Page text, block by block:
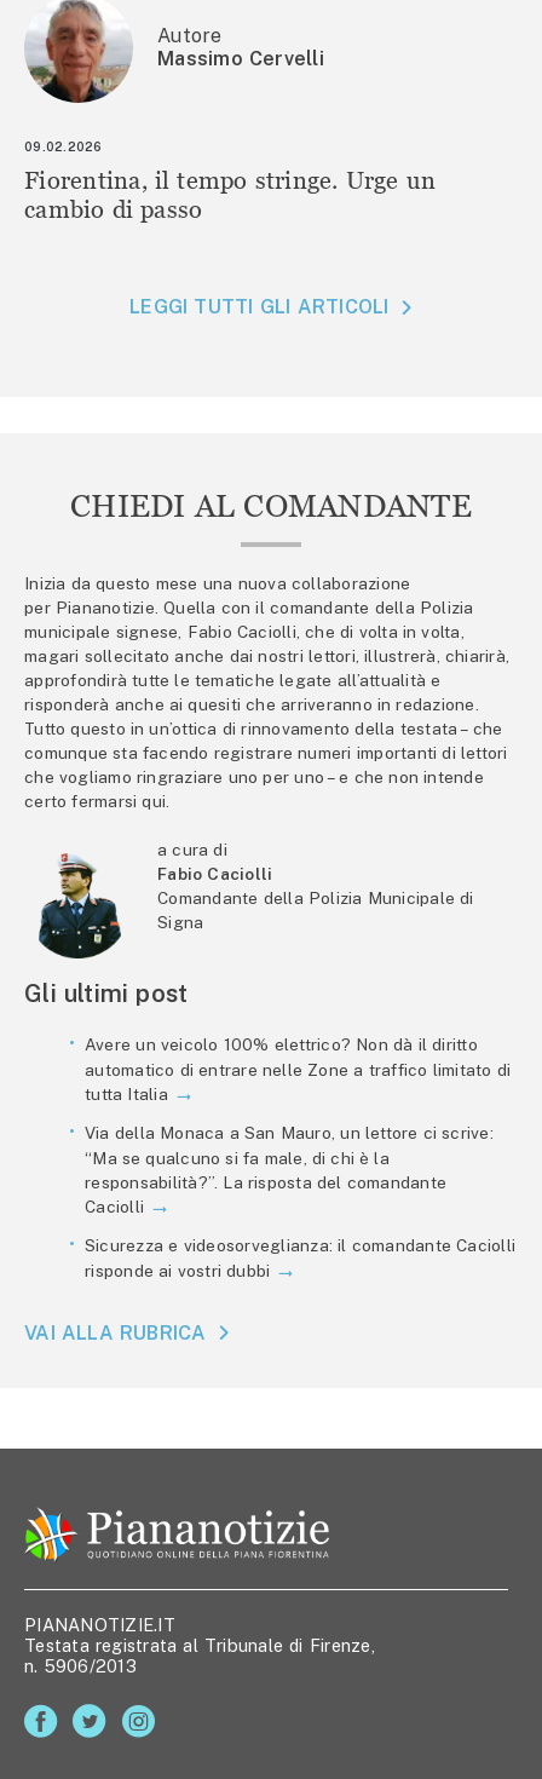
Autore
Massimo Cervelli
09.02.2026
Fiorentina, il tempo stringe. Urge un
cambio di passo
LEGGI TUTTI GLI ARTICOLI
CHIEDI AL COMANDANTE
Inizia da questo mese una nuova collaborazione
per Piananotizie. Quella con il comandante della Polizia
municipale signese, Fabio Caciolli, che di volta in volta,
magari sollecitato anche dai nostri lettori, illustrerà, chiarirà,
approfondirà tutte le tematiche legate all’attualità e
risponderà anche ai quesiti che arriveranno in redazione.
Tutto questo in un’ottica di rinnovamento della testata – che
comunque sta facendo registrare numeri importanti di lettori
che vogliamo ringraziare uno per uno – e che non intende
certo fermarsi qui.
a cura di
Fabio Caciolli
Comandante della Polizia Municipale di
Signa
Gli ultimi post
Avere un veicolo 100% elettrico? Non dà il diritto
automatico di entrare nelle Zone a traffico limitato di
tutta Italia
Via della Monaca a San Mauro, un lettore ci scrive:
“Ma se qualcuno si fa male, di chi è la
responsabilità?”. La risposta del comandante
Caciolli
Sicurezza e videosorveglianza: il comandante Caciolli
risponde ai vostri dubbi
VAI ALLA RUBRICA
PIANANOTIZIE.IT
Testata registrata al Tribunale di Firenze,
n. 5906/2013